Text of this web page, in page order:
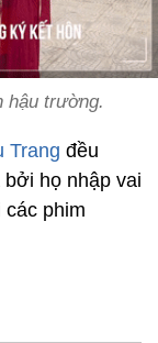
hậu trường.
Trang đều
họ nhập vai
phim